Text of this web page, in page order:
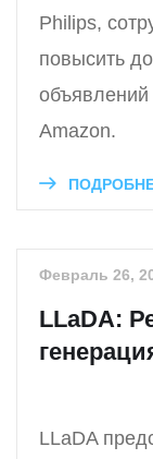
Philips,
повысить
Amazon.
Февраль 26,
LLaDA:
LLaDA